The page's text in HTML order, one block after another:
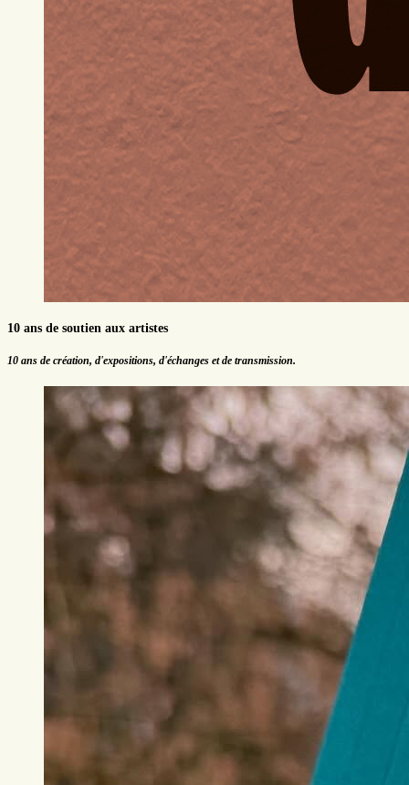
10 ans de soutien aux artistes
10 ans de création, d'expositions, d'échanges et de transmission.